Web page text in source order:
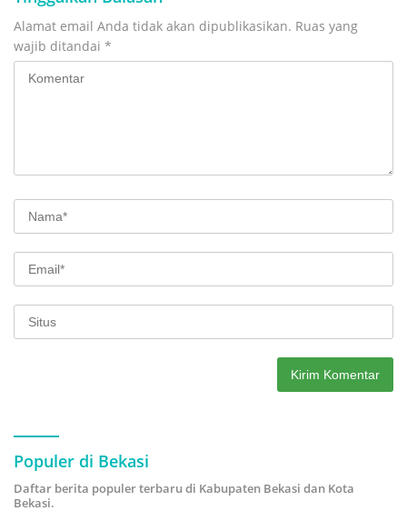
Alamat email Anda tidak akan dipublikasikan. Ruas yang
wajib ditandai *
Populer di Bekasi
Daftar berita populer terbaru di Kabupaten Bekasi dan Kota
Bekasi.